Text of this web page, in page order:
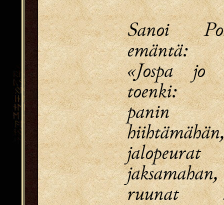
Sanoi
emäntä:
«Jospa jo
toenki:
panin
jalopeurat
jaksamahan,
ruunat